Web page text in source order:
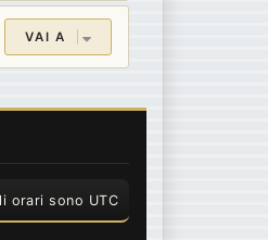
VAI A
orari sono UTC